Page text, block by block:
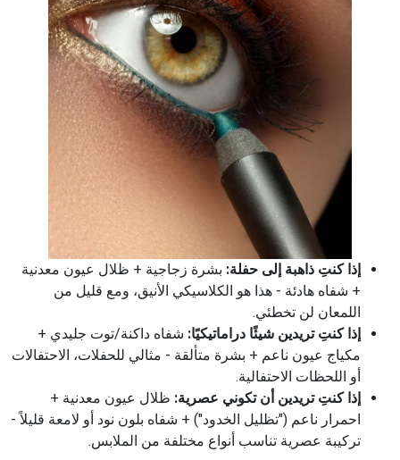
إذا كنتِ ذاهبة إلى حفلة: بشرة زجاجية + ظلال عيون معدنية
+ شفاه هادئة - هذا هو الكلاسيكي الأنيق، ومع قليل من
اللمعان لن تخطئي.
إذا كنتِ تريدين شيئًا دراماتيكيًا: شفاه داكنة/توت جليدي +
مكياج عيون ناعم + بشرة متألقة - مثالي للحفلات، الاحتفالات
أو اللحظات الاحتفالية.
إذا كنتِ تريدين أن تكوني عصرية: ظلال عيون معدنية +
احمرار ناعم ("تظليل الخدود") + شفاه بلون نود أو لامعة قليلاً -
تركيبة عصرية تناسب أنواع مختلفة من الملابس.